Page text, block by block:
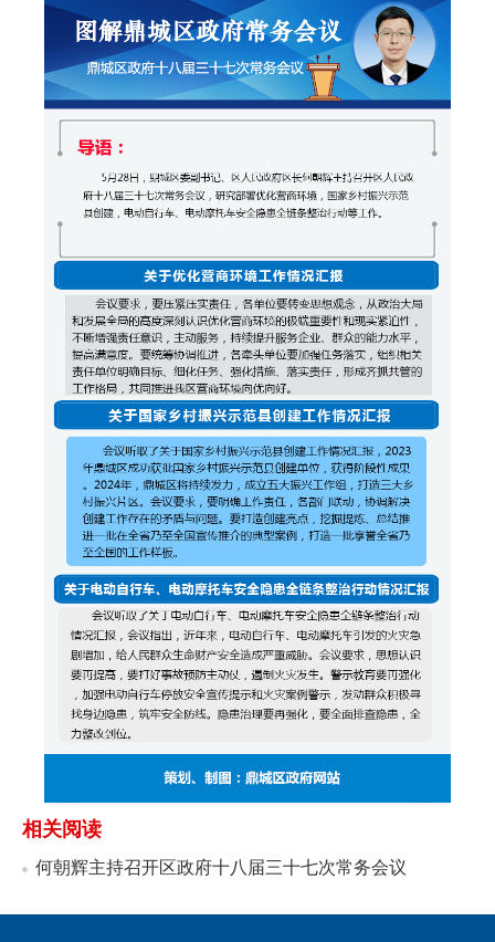
相关阅读
何朝辉主持召开区政府十八届三十七次常务会议